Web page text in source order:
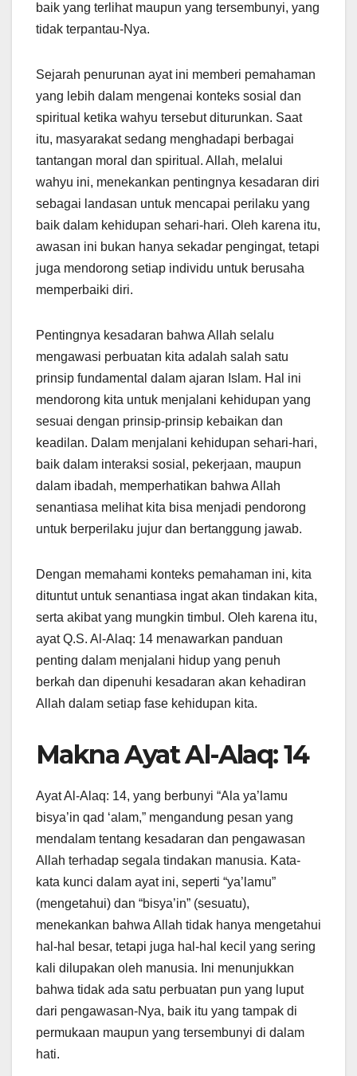
baik yang terlihat maupun yang tersembunyi, yang
tidak terpantau-Nya.
Sejarah penurunan ayat ini memberi pemahaman
yang lebih dalam mengenai konteks sosial dan
spiritual ketika wahyu tersebut diturunkan. Saat
itu, masyarakat sedang menghadapi berbagai
tantangan moral dan spiritual. Allah, melalui
wahyu ini, menekankan pentingnya kesadaran diri
sebagai landasan untuk mencapai perilaku yang
baik dalam kehidupan sehari-hari. Oleh karena itu,
awasan ini bukan hanya sekadar pengingat, tetapi
juga mendorong setiap individu untuk berusaha
memperbaiki diri.
Pentingnya kesadaran bahwa Allah selalu
mengawasi perbuatan kita adalah salah satu
prinsip fundamental dalam ajaran Islam. Hal ini
mendorong kita untuk menjalani kehidupan yang
sesuai dengan prinsip-prinsip kebaikan dan
keadilan. Dalam menjalani kehidupan sehari-hari,
baik dalam interaksi sosial, pekerjaan, maupun
dalam ibadah, memperhatikan bahwa Allah
senantiasa melihat kita bisa menjadi pendorong
untuk berperilaku jujur dan bertanggung jawab.
Dengan memahami konteks pemahaman ini, kita
dituntut untuk senantiasa ingat akan tindakan kita,
serta akibat yang mungkin timbul. Oleh karena itu,
ayat Q.S. Al-Alaq: 14 menawarkan panduan
penting dalam menjalani hidup yang penuh
berkah dan dipenuhi kesadaran akan kehadiran
Allah dalam setiap fase kehidupan kita.
Makna Ayat Al-Alaq: 14
Ayat Al-Alaq: 14, yang berbunyi “Ala ya’lamu
bisya’in qad ‘alam,” mengandung pesan yang
mendalam tentang kesadaran dan pengawasan
Allah terhadap segala tindakan manusia. Kata-
kata kunci dalam ayat ini, seperti “ya’lamu”
(mengetahui) dan “bisya’in” (sesuatu),
menekankan bahwa Allah tidak hanya mengetahui
hal-hal besar, tetapi juga hal-hal kecil yang sering
kali dilupakan oleh manusia. Ini menunjukkan
bahwa tidak ada satu perbuatan pun yang luput
dari pengawasan-Nya, baik itu yang tampak di
permukaan maupun yang tersembunyi di dalam
hati.